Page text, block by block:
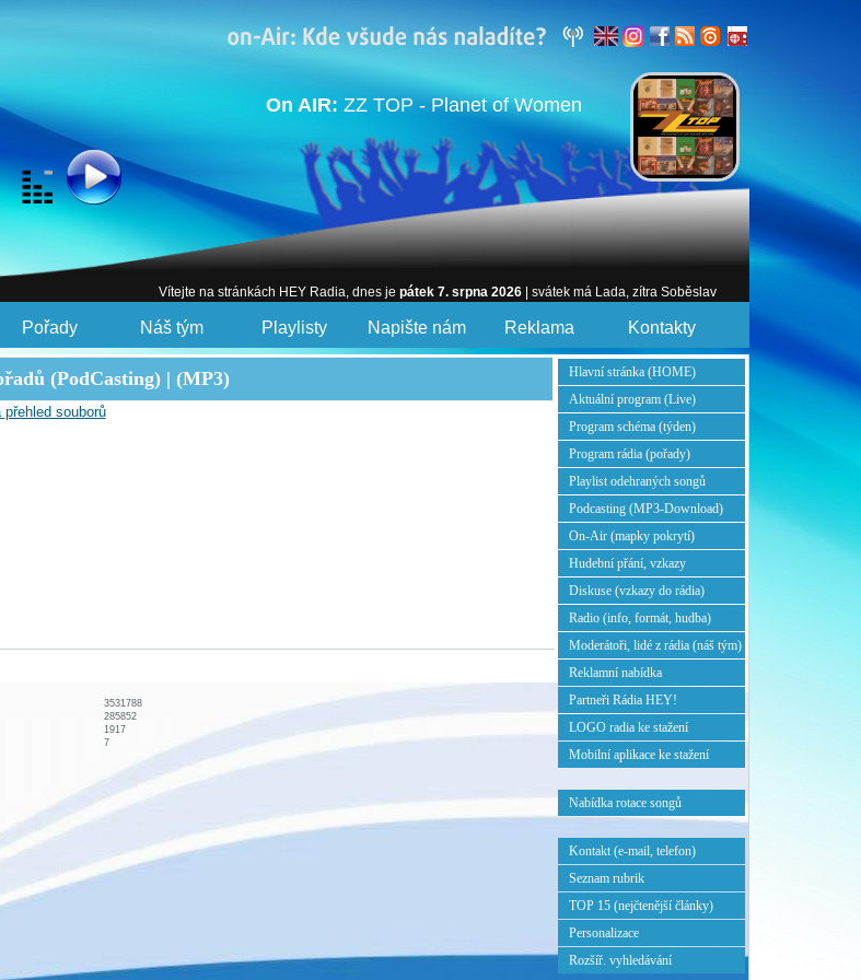
On AIR: ZZ TOP - Planet of Women
Vítejte na stránkách HEY Radia, dnes je pátek 7. srpna 2026 | svátek má Lada, zítra Soběslav
Pořady Náš tým Playlisty Napište nám Reklama Kontakty
(PodCasting) | (MP3)
přehled souborů
3531788
285852
1917
7
Hlavní stránka (HOME)
Aktuální program (Live)
Program schéma (týden)
Program rádia (pořady)
Playlist odehraných songů
Podcasting (MP3-Download)
On-Air (mapky pokrytí)
Hudební přání, vzkazy
Diskuse (vzkazy do rádia)
Radio (info, formát, hudba)
Moderátoři, lidé z rádia (náš tým)
Reklamní nabídka
Partneři Rádia HEY!
LOGO radia ke stažení
Mobilní aplikace ke stažení
Nabídka rotace songů
Kontakt (e-mail, telefon)
Seznam rubrik
TOP 15 (nejčtenější články)
Personalizace
Rozšíř. vyhledávání